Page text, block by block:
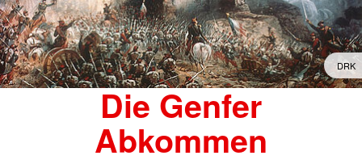
DRK
Die Genfer
Abkommen